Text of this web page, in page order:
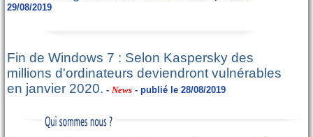
29/08/2019
Fin de Windows 7 : Selon Kaspersky des
millions d'ordinateurs deviendront vulnérables
en janvier 2020. - News - publié le 28/08/2019